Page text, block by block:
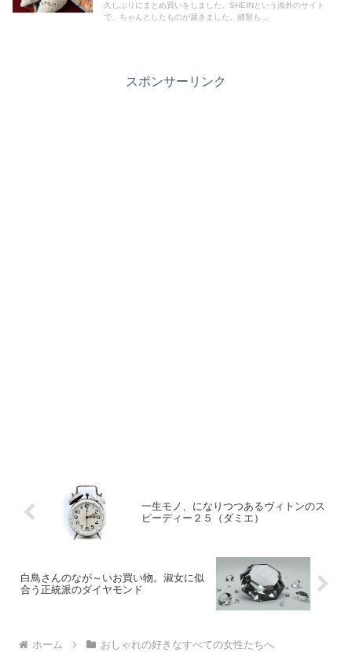
久しぶりにまとめ買いをしました。SHEINという海外のサイト
で、ちゃんとしたものが届きました。縫製も...
スポンサーリンク
一生モノ、になりつつあるヴィトンのス
ピーディー２５（ダミエ）
白鳥さんのなが～いお買い物。淑女に似
合う正統派のダイヤモンド
ホーム おしゃれの好きなすべての女性たちへ